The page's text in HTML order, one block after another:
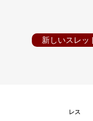
新しいスレッ
レス